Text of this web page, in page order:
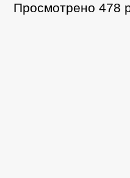
Просмотрено 478